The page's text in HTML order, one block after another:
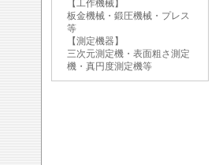
【工作機械】
板金機械・鍛圧機械・プレス
等
【測定機器】
三次元測定機・表面粗さ測定
機・真円度測定機等